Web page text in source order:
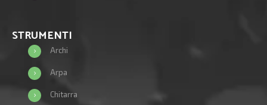
STRUMENTI
Archi
Arpa
Chitarra